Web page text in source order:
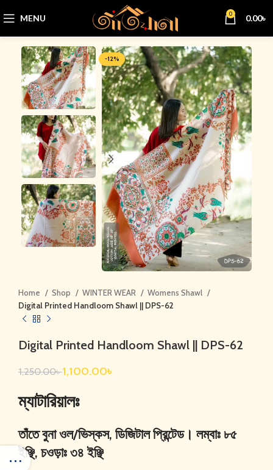
MENU 0 0.00৳
-12%
Home Shop WINTER WEAR
Womens Shawl
Digital Printed Handloom Shawl || DPS-62
Digital Printed Handloom Shawl || DPS-62
1,250.00৳1,100.00৳
ম্যাটারিয়ালঃ
তাঁতে বুনা ওল/ভিস্কস, ডিজিটাল প্রিন্টেড। লম্বাঃ ৮৫
ইঞ্ছি, চওড়াঃ ৩৪ ইঞ্ছি